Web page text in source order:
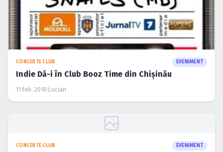
CONCERTE CLUB EVENIMENT
Indie Dă-i în Club Booz Time din Chişinău
11 feb. 2010· Lucian
CONCERTE CLUB EVENIMENT